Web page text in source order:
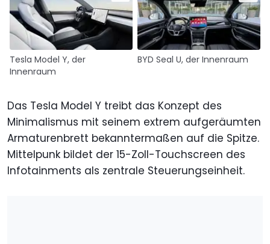
Tesla Model Y, der
Innenraum
BYD Seal U, der Innenraum
Das Tesla Model Y treibt das Konzept des
Minimalismus mit seinem extrem aufgeräumten
Armaturenbrett bekanntermaßen auf die Spitze.
Mittelpunk bildet der 15-Zoll-Touchscreen des
Infotainments als zentrale Steuerungseinheit.